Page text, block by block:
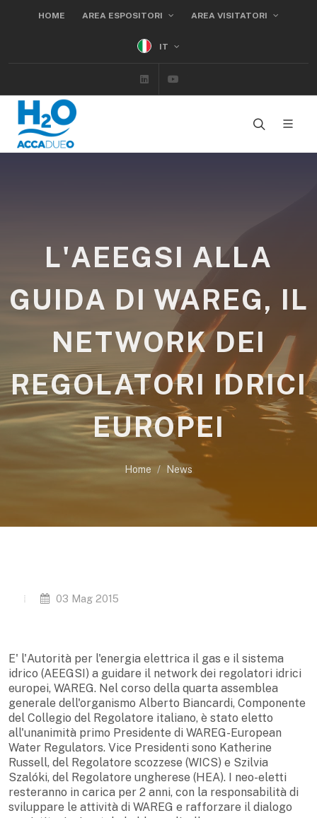
HOME AREA ESPOSITORI AREA VISITATORI
IT
Linkedin
L'AEEGSI ALLA
GUIDA DI WAREG, IL
NETWORK DEI
REGOLATORI IDRICI
EUROPEI
Home News
03 Mag 2015
E' l'Autorità per l'energia elettrica il gas e il sistema
idrico (AEEGSI) a guidare il network dei regolatori idrici
europei, WAREG. Nel corso della quarta assemblea
generale dell'organismo Alberto Biancardi, Componente
del Collegio del Regolatore italiano, è stato eletto
all'unanimità primo Presidente di WAREG-European
Water Regulators. Vice Presidenti sono Katherine
Russell, del Regolatore scozzese (WICS) e Szilvia
Szalóki, del Regolatore ungherese (HEA). I neo-eletti
resteranno in carica per 2 anni, con la responsabilità di
sviluppare le attività di WAREG e rafforzare il dialogo